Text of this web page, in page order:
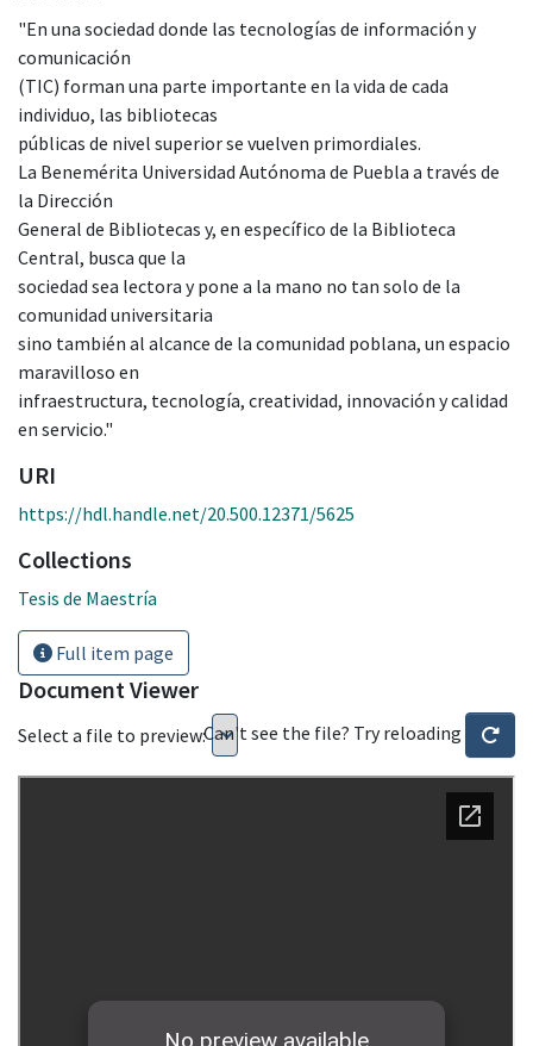
"En una sociedad donde las tecnologías de información y
comunicación
(TIC) forman una parte importante en la vida de cada
individuo, las bibliotecas
públicas de nivel superior se vuelven primordiales.
La Benemérita Universidad Autónoma de Puebla a través de
la Dirección
General de Bibliotecas y, en específico de la Biblioteca
Central, busca que la
sociedad sea lectora y pone a la mano no tan solo de la
comunidad universitaria
sino también al alcance de la comunidad poblana, un espacio
maravilloso en
infraestructura, tecnología, creatividad, innovación y calidad
en servicio."
URI
https://hdl.handle.net/20.500.12371/5625
Collections
Tesis de Maestría
Full item page
Document Viewer
Select a file to preview:Can't see the file? Try reloading